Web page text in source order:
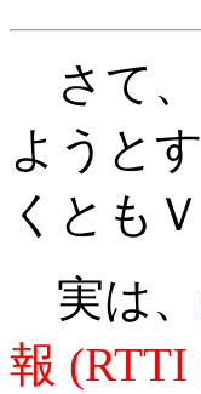
さて、
ようと
くとも
実は、
報 (RTTI